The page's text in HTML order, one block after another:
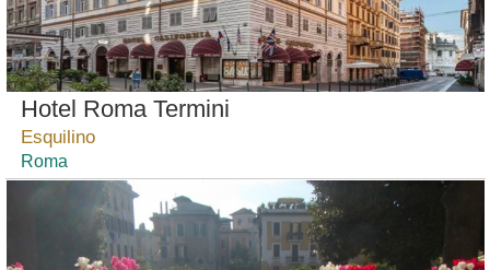
Hotel Roma Termini
Esquilino
Roma